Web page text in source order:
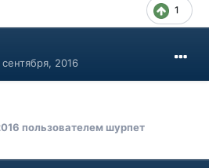
1
сентября, 2016
пользователем шурпет